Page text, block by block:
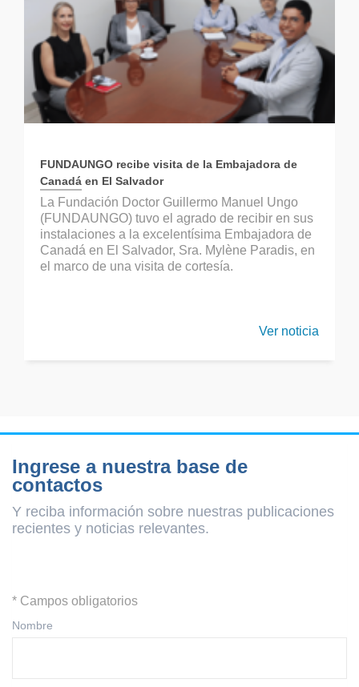
FUNDAUNGO recibe visita de la Embajadora de
Canadá en El Salvador
La Fundación Doctor Guillermo Manuel Ungo
(FUNDAUNGO) tuvo el agrado de recibir en sus
instalaciones a la excelentísima Embajadora de
Canadá en El Salvador, Sra. Mylène Paradis, en
el marco de una visita de cortesía.
Ver noticia
Ingrese a nuestra base de
contactos
Y reciba información sobre nuestras publicaciones
recientes y noticias relevantes.
* Campos obligatorios
Nombre